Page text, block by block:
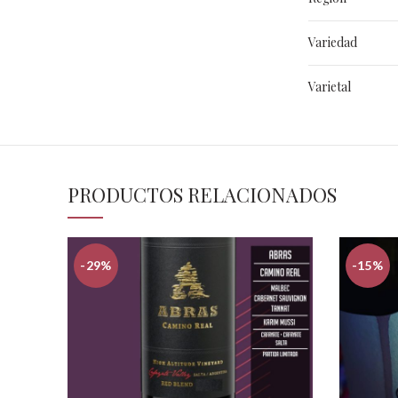
Variedad
Varietal
PRODUCTOS RELACIONADOS
-29% -15%